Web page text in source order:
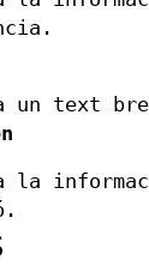
un text
la